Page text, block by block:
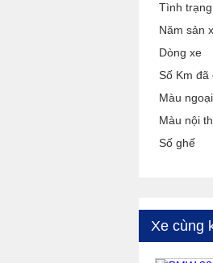
Tình trạng
Năm sản
Dòng xe
Số Km đã
Màu
Màu nội
Số ghế
Xe cùng